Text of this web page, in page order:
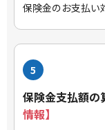
保険金のお支払い
5
保険金支払額の
情報】